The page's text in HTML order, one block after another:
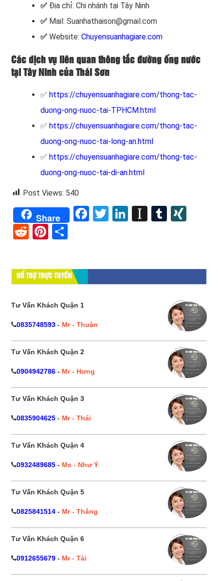
✅ Địa chỉ: Chi nhánh tại Tây Ninh
✅ Mail: Suanhathaison@gmail.com
✅ Website: Chuyensuanhagiare.com
Các dịch vụ liên quan thông tắc đường ống nước
tại Tây Ninh của Thái Sơn
✅ https://chuyensuanhagiare.com/thong-tac-
duong-ong-nuoc-tai-TPHCM.html
✅ https://chuyensuanhagiare.com/thong-tac-
duong-ong-nuoc-tai-long-an.html
✅ https://chuyensuanhagiare.com/thong-tac-
duong-ong-nuoc-tai-di-an.html
Post Views: 540
Share Facebook
TwitterLinkedInTumblr
RedditPinterest
HỔ TRỢ TRỰC TUYẾN
Tư Vấn Khách Quận 1
0835748593 - Mr - Thuận
Tư Vấn Khách Quận 2
0904942786 - Mr - Hưng
Tư Vấn Khách Quận 3
0835904625 - Mr - Thái
Tư Vấn Khách Quận 4
0932489685 - Ms - Như Ý
Tư Vấn Khách Quận 5
0825841514 - Mr - Thắng
Tư Vấn Khách Quận 6
0912655679 - Mr - Tài